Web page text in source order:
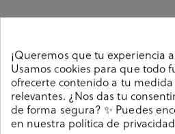
extraible. Hecho en España.
Referencia213633
Guía de tallas
¡Queremos que tu experiencia
Usamos cookies para que todo
ofrecerte contenido a tu
relevantes. ¿Nos das tu
de forma segura? ✨ Puedes
en nuestra política de privacidad